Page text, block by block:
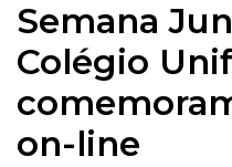
Semana
Colégio
on-line